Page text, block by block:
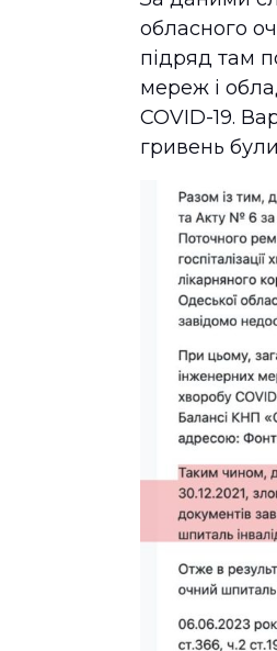
обласного
підряд там
мереж і
COVID-19.
гривень